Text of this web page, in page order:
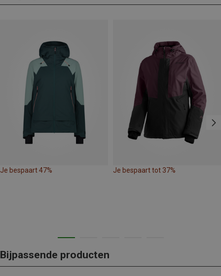
Je bespaart 47% Je bespaart tot 37%
Bijpassende producten